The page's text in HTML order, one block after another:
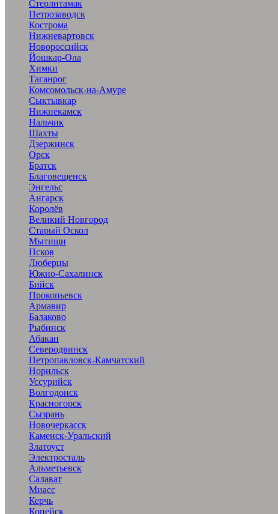
Стерлитамак
Петрозаводск
Кострома
Нижневартовск
Новороссийск
Йошкар-Ола
Химки
Таганрог
Комсомольск-на-Амуре
Сыктывкар
Нижнекамск
Нальчик
Шахты
Дзержинск
Орск
Братск
Благовещенск
Энгельс
Ангарск
Королёв
Великий Новгород
Старый Оскол
Мытищи
Псков
Люберцы
Южно-Сахалинск
Бийск
Прокопьевск
Армавир
Балаково
Рыбинск
Абакан
Северодвинск
Петропавловск-Камчатский
Норильск
Уссурийск
Волгодонск
Красногорск
Сызрань
Новочеркасск
Каменск-Уральский
Златоуст
Электросталь
Альметьевск
Салават
Миасс
Керчь
Копейск